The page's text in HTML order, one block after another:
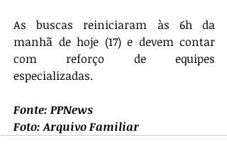
As buscas reiniciaram às 6h da
manhã de hoje (17) e devem contar
com reforço de equipes
especializadas.
Fonte: PPNews
Foto: Arquivo Familiar